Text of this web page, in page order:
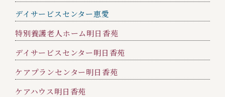
デイサービスセンター恵愛
特別養護老人ホーム明日香苑
デイサービスセンター明日香苑
ケアプランセンター明日香苑
ケアハウス明日香苑